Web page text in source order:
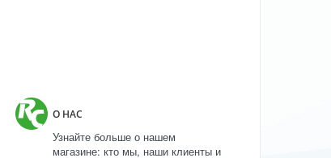
О НАС
Узнайте больше о нашем
магазине: кто мы, наши клиенты и